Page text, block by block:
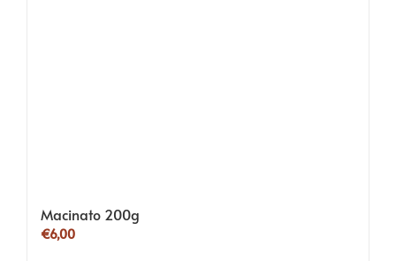
Macinato 200g
€6,00